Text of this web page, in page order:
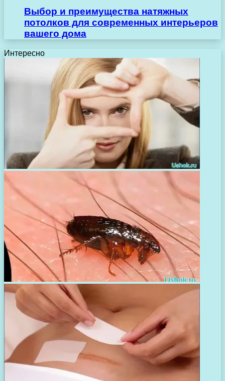
Выбор и преимущества натяжных
потолков для современных интерьеров
вашего дома
Интересно